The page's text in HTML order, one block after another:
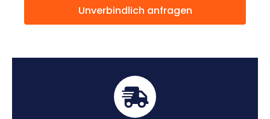
Unverbindlich anfragen